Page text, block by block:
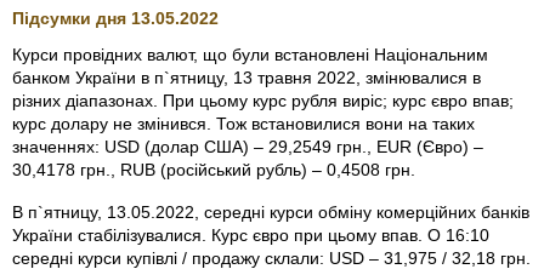
Підсумки дня 13.05.2022
Курси провідних валют, що були встановлені Національним
банком України в п`ятницу, 13 травня 2022, змінювалися в
різних діапазонах. При цьому курс рубля виріс; курс євро впав;
курс долару не змінився. Тож встановилися вони на таких
значеннях: USD (долар США) – 29,2549 грн., EUR (Євро) –
30,4178 грн., RUB (російський рубль) – 0,4508 грн.
В п`ятницу, 13.05.2022, середні курси обміну комерційних банків
України стабілізувалися. Курс євро при цьому впав. О 16:10
середні курси купівлі / продажу склали: USD – 31,975 / 32,18 грн.